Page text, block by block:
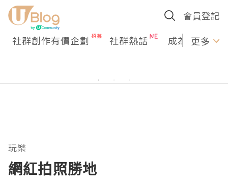
會員登記
社群創作有價企劃 社群熱話 成為U更多
玩樂
網紅拍照勝地